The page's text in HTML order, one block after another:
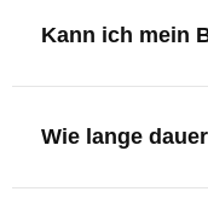
ergonomisch,
Kann ich mein
deine Bühne,
Wie lange